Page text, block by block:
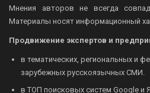
Мнения авторов не всегда
Материалы носят информационный
Продвижение экспертов и
в тематических, региональных и
зарубежных русскоязычных СМИ.
в ТОП поисковых систем Google и